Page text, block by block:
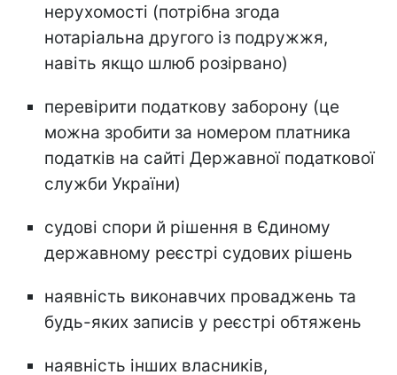
нерухомості (потрібна згода
нотаріальна другого із подружжя,
навіть якщо шлюб розірвано)
перевірити податкову заборону (це
можна зробити за номером платника
податків на сайті Державної податкової
служби України)
судові спори й рішення в Єдиному
державному реєстрі судових рішень
наявність виконавчих проваджень та
будь-яких записів у реєстрі обтяжень
наявність інших власників,